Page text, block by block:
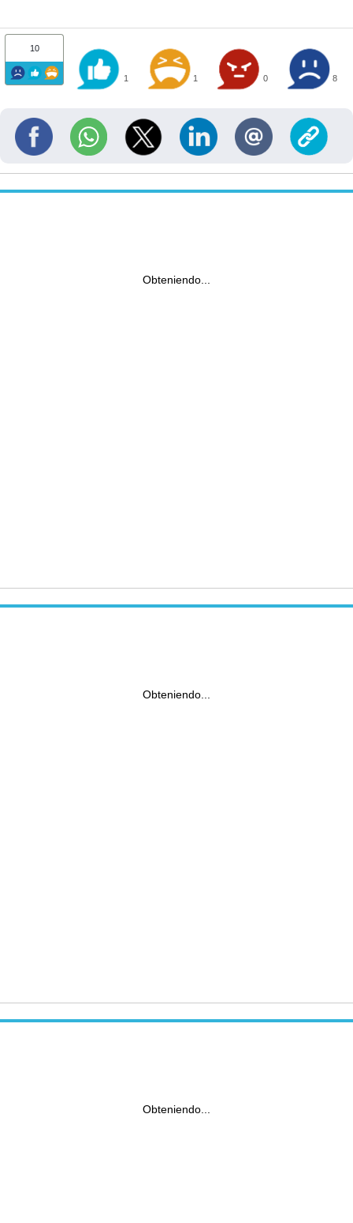
10
1 1 0 8
Obteniendo...
Obteniendo...
Obteniendo...